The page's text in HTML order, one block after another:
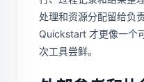
处理和资源分配留给负
Quickstart 才更像一个
次工具尝鲜。